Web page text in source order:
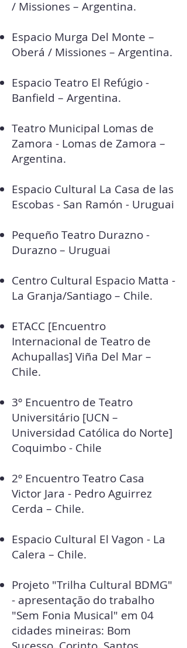
/ Missiones – Argentina.
Espacio Murga Del Monte –
Oberá / Missiones – Argentina.
Espacio Teatro El Refúgio -
Banfield – Argentina.
Teatro Municipal Lomas de
Zamora - Lomas de Zamora –
Argentina.
Espacio Cultural La Casa de las
Escobas - San Ramón - Uruguai
Pequeño Teatro Durazno -
Durazno – Uruguai
Centro Cultural Espacio Matta -
La Granja/Santiago – Chile.
ETACC [Encuentro
Internacional de Teatro de
Achupallas] Viña Del Mar –
Chile.
3º Encuentro de Teatro
Universitário [UCN –
Universidad Católica do Norte]
Coquimbo - Chile
2º Encuentro Teatro Casa
Victor Jara - Pedro Aguirrez
Cerda – Chile.
Espacio Cultural El Vagon - La
Calera – Chile.
Projeto "Trilha Cultural BDMG"
- apresentação do trabalho
"Sem Fonia Musical" em 04
cidades mineiras: Bom